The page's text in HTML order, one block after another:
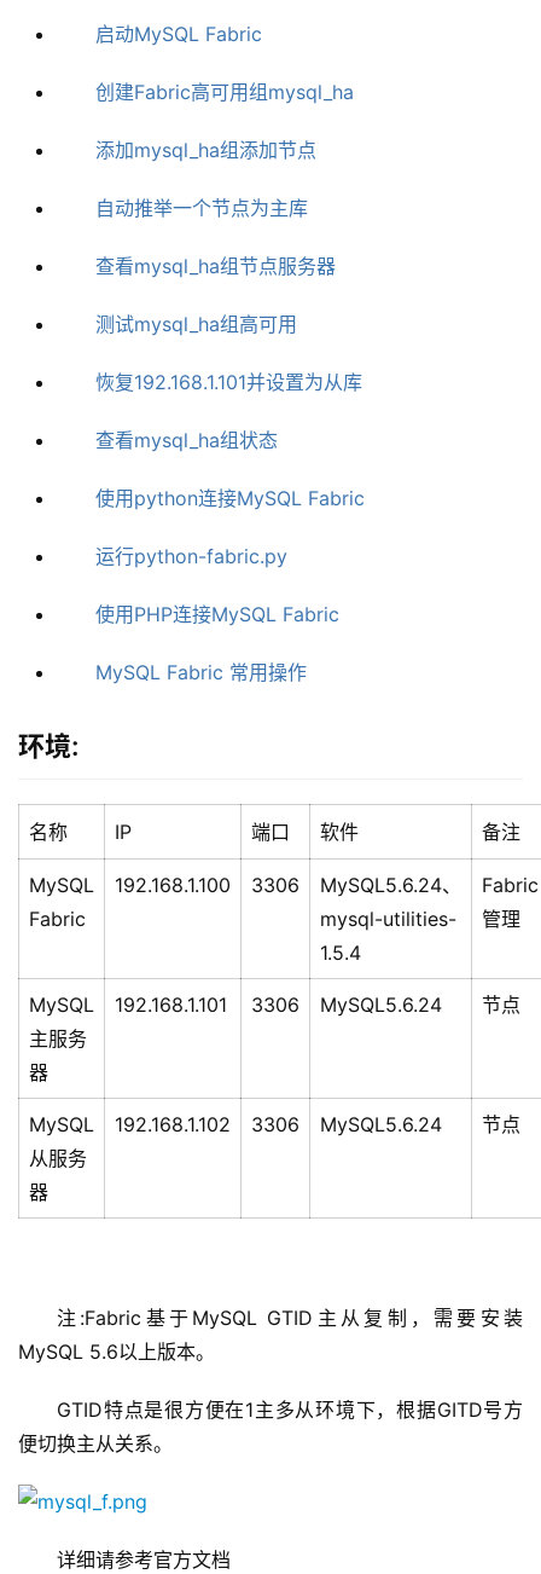
启动MySQL Fabric
创建Fabric高可用组mysql_ha
添加mysql_ha组添加节点
自动推举一个节点为主库
查看mysql_ha组节点服务器
测试mysql_ha组高可用
恢复192.168.1.101并设置为从库
查看mysql_ha组状态
使用python连接MySQL Fabric
运行python-fabric.py
使用PHP连接MySQL Fabric
MySQL Fabric 常用操作
环境:
名称 IP 端口 软件 备注
MySQL
Fabric
192.168.1.100 3306
MySQL5.6.24、
mysql-utilities-
1.5.4
Fabric
管理
MySQL
主服务
器
192.168.1.101 3306 MySQL5.6.24 节点
MySQL
从服务
器
192.168.1.102 3306 MySQL5.6.24 节点
注:Fabric基于MySQL GTID主从复制，需要安装
MySQL 5.6以上版本。
GTID特点是很方便在1主多从环境下，根据GITD号方
便切换主从关系。
详细请参考官方文档